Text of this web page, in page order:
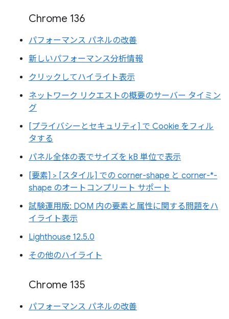
Chrome 136
パフォーマンス パネルの改善
新しいパフォーマンス分析情報
クリックしてハイライト表示
ネットワーク リクエストの概要のサーバー タイミン
グ
[プライバシーとセキュリティ] で Cookie をフィル
タする
パネル全体の表でサイズを kB 単位で表示
[要素] > [スタイル] での corner-shape と corner-*-
shape のオートコンプリート サポート
試験運用版: DOM 内の要素と属性に関する問題をハ
イライト表示
Lighthouse 12.5.0
その他のハイライト
Chrome 135
パフォーマンス パネルの改善